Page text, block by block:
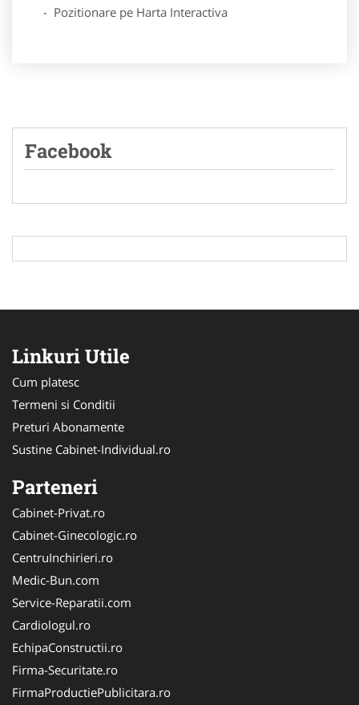
- Pozitionare pe Harta Interactiva
Facebook
Linkuri Utile
Cum platesc
Termeni si Conditii
Preturi Abonamente
Sustine Cabinet-Individual.ro
Parteneri
Cabinet-Privat.ro
Cabinet-Ginecologic.ro
CentruInchirieri.ro
Medic-Bun.com
Service-Reparatii.com
Cardiologul.ro
EchipaConstructii.ro
Firma-Securitate.ro
FirmaProductiePublicitara.ro